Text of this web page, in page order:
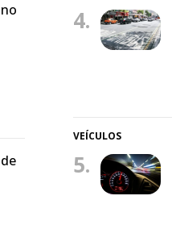
4.
VEÍCULOS
5.